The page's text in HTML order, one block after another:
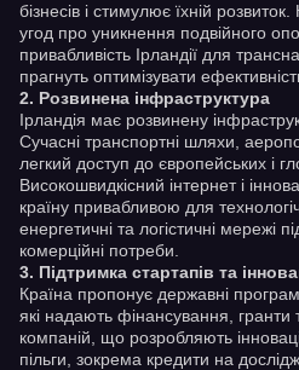
бізнесів і стимулює їхній
угод про уникнення подвійного
привабливість Ірландії для
прагнуть оптимізувати
2. Розвинена інфраструктура
Ірландія має розвинену
Сучасні транспортні шляхи,
легкий доступ до європейських і
Високошвидкісний інтернет і
країну привабливою для
енергетичні та логістичні мережі
комерційні потреби.
3. Підтримка стартапів та
Країна пропонує державні
які надають фінансування,
компаній, що розробляють
пільги, зокрема кредити на